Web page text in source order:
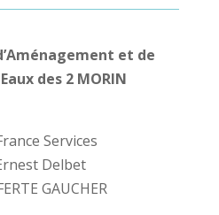
et de
des 2 MORIN
Services
Delbet
GAUCHER